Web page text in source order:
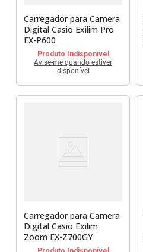
Carregador para Camera
Digital Casio Exilim Pro
EX-P600
Produto Indisponível
Avise-me quando estiver
disponível
Carregador para Camera
Digital Casio Exilim
Zoom EX-Z700GY